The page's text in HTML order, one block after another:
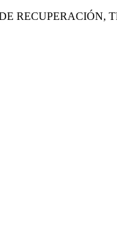
RECUPERACIÓN,